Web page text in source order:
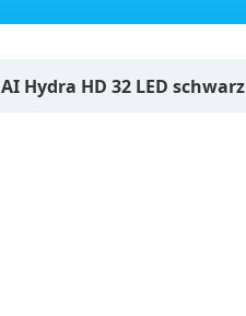
AI Hydra HD 32 LED schwarz